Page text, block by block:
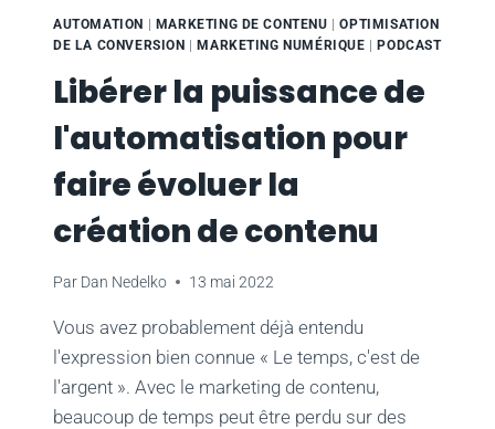
VOTRE
AUTOMATION MARKETING DE CONTENU |OPTIMISATION
DE LA CONVERSION
MARKETING NUMÉRIQUE PODCAST
Libérer la puissance de
l'automatisation pour
faire évoluer la
création de contenu
Par Dan Nedelko 13 mai 2022
Vous avez probablement déjà entendu
l'expression bien connue « Le temps, c'est de
l'argent ». Avec le marketing de contenu,
beaucoup de temps peut être perdu sur des